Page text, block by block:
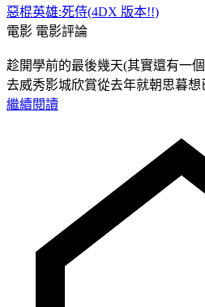
惡棍英雄:死侍(4DX 版本!!)
電影 電影評論
趁開學前的最後幾天(其實還有一
去威秀影城欣賞從去年就朝思暮
繼續閱讀